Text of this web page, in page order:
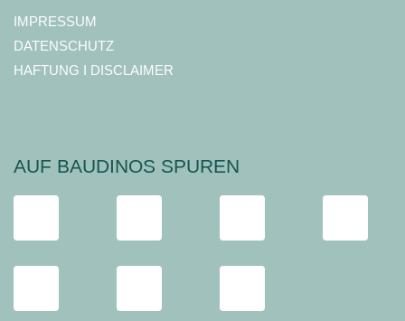
IMPRESSUM
DATENSCHUTZ
HAFTUNG I DISCLAIMER
AUF BAUDINOS SPUREN